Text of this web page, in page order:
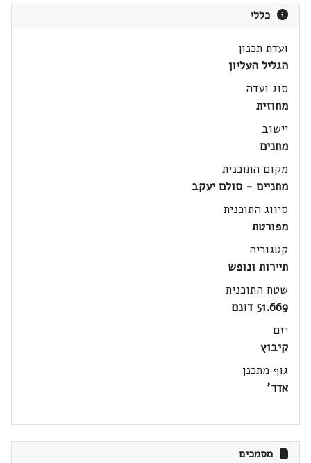
כללי
ועדת תכנון
הגליל העליון
סוג ועדה
מחוזית
יישוב
מחנים
מקום התוכנית
מחניים - סולם יעקב
סיווג התוכנית
מפורטת
קטגוריה
תיירות ונופש
שטח התוכנית
51.669 דונם
יזם
קיבוץ
גוף מתכנן
אדר'
מסמכים